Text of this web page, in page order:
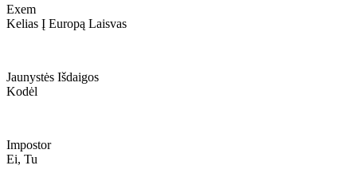
Exem
Kelias Į Europą Laisvas
Jaunystės Išdaigos
Kodėl
Impostor
Ei, Tu